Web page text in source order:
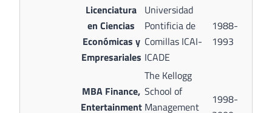
Licenciatura
en Ciencias
Económicas y
Empresariales
Universidad
Pontificia de
Comillas ICAI-
ICADE
1988-
1993
MBA Finance,
Entertainment
The Kellogg
School of
Management
1998-